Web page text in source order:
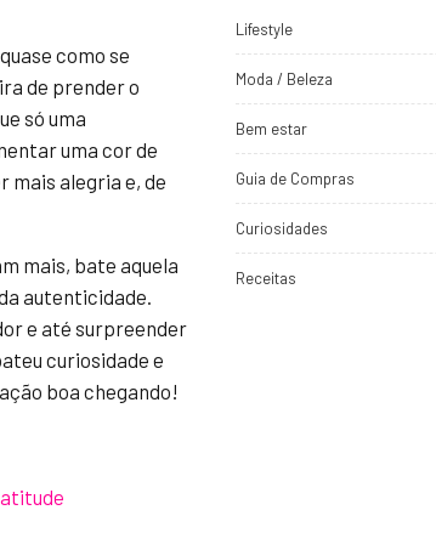
como se
de prender o
só uma
uma cor de
mais alegria e, de
mais, bate aquela
autenticidade.
e até surpreender
curiosidade e
boa chegando!
Lifestyle
Moda / Beleza
Bem estar
Guia de Compras
Curiosidades
Receitas